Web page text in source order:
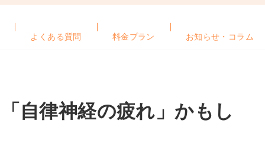
よくある質問 料金プラン お知らせ・コラム
自律神経の疲れ」かもし